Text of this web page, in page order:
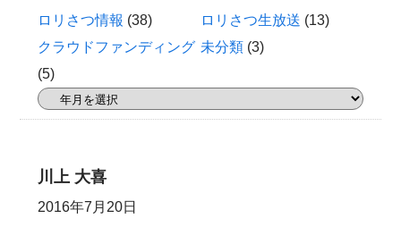
ロリさつ情報 (38) ロリさつ生放送 (13)
クラウドファンディング
(5)
未分類 (3)
川上 大喜
2016年7月20日